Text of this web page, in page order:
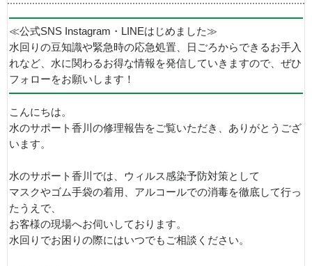
≪公式SNS Instagram・LINEはじめました≫
水回りの豆知識や緊急時の応急処置、日ごろからできるお手入
れなど、水に関わるお得な情報を発信していきますので、ぜひ
フォローをお願いします！
こんにちは。
水のサポート香川の修理報告をご覧いただき、ありがとうござ
います。
水のサポート香川では、ウィルス感染予防対策として
マスクやゴム手袋の着用、アルコールでの消毒を徹底して行っ
たうえで、
お客様の現場へお伺いしております。
水回りでお困りの際にはいつでもご相談ください。